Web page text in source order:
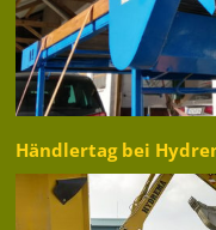
Händlertag bei